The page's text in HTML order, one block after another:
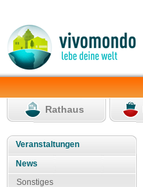
Rathaus
Veranstaltungen
News
Sonstiges